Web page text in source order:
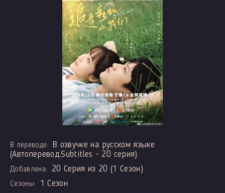
В переводе:
В озвучке на русском языке
(Автоперевод.Subtitles - 20 серия)
Добавлена: 20 Серия из 20 (1 Сезон)
Сезоны:
1 Сезон